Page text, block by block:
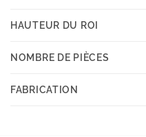
HAUTEUR DU ROI
NOMBRE DE PIÈCES
FABRICATION